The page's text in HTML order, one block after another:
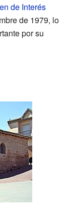
de Interés
de 1979, lo
por su